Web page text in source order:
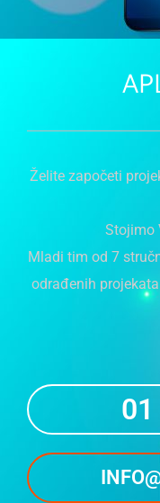
Želite započeti
Stojimo
Mladi tim od 7
odrađenih